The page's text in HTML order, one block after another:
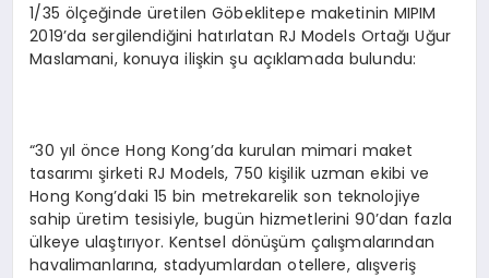
1/35 ölçeğinde üretilen Göbeklitepe maketinin MIPIM
2019’da sergilendiğini hatırlatan RJ Models Ortağı Uğur
Maslamani, konuya ilişkin şu açıklamada bulundu:
“30 yıl önce Hong Kong’da kurulan mimari maket
tasarımı şirketi RJ Models, 750 kişilik uzman ekibi ve
Hong Kong’daki 15 bin metrekarelik son teknolojiye
sahip üretim tesisiyle, bugün hizmetlerini 90’dan fazla
ülkeye ulaştırıyor. Kentsel dönüşüm çalışmalarından
havalimanlarına, stadyumlardan otellere, alışveriş